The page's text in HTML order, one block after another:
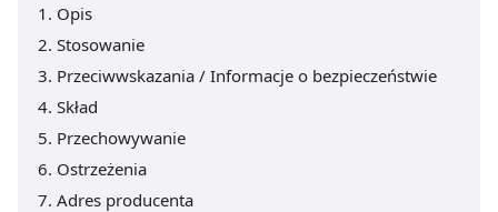
Opis
Stosowanie
Przeciwwskazania / Informacje o bezpieczeństwie
Skład
Przechowywanie
Ostrzeżenia
Adres producenta